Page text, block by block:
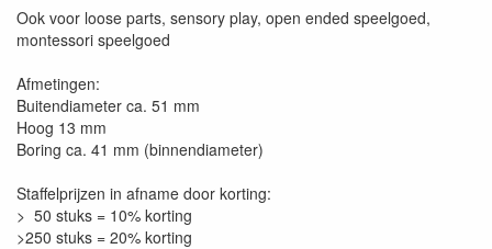
Ook voor loose parts, sensory play, open ended speelgoed,
montessori speelgoed
Afmetingen:
Buitendiameter ca. 51 mm
Hoog 13 mm
Boring ca. 41 mm (binnendiameter)
Staffelprijzen in afname door korting:
> 50 stuks = 10% korting
>250 stuks = 20% korting